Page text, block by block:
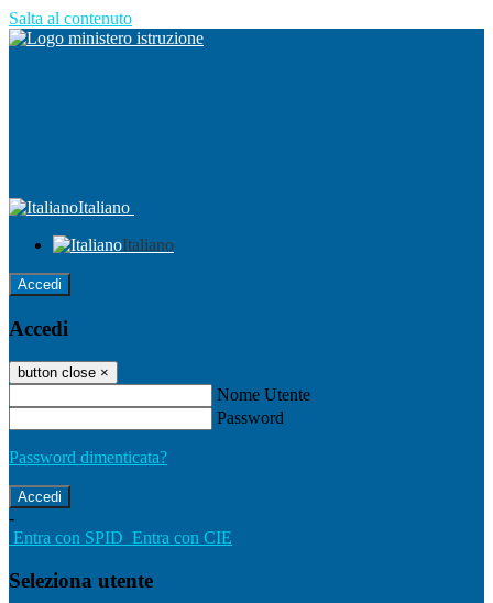
Salta al contenuto
Italiano
Italiano
Accedi
Accedi
button close ×
Nome Utente
Password
Password dimenticata?
-
Entra con SPID Entra con CIE
Seleziona utente